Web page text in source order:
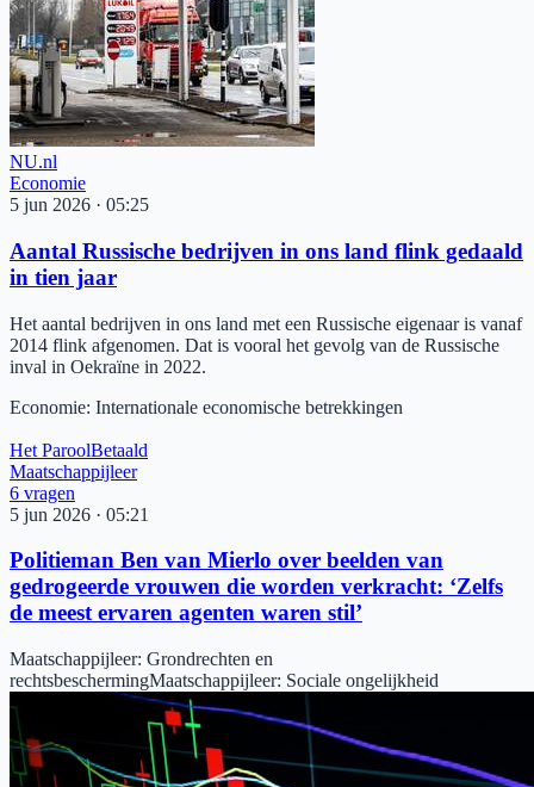
NU.nl
Economie
5 jun 2026 · 05:25
Aantal Russische bedrijven in ons land flink gedaald
in tien jaar
Het aantal bedrijven in ons land met een Russische eigenaar is vanaf
2014 flink afgenomen. Dat is vooral het gevolg van de Russische
inval in Oekraïne in 2022.
Economie: Internationale economische betrekkingen
Het ParoolBetaald
Maatschappijleer
6 vragen
5 jun 2026 · 05:21
Politieman Ben van Mierlo over beelden van
gedrogeerde vrouwen die worden verkracht: ‘Zelfs
de meest ervaren agenten waren stil’
Maatschappijleer: Grondrechten en
rechtsbeschermingMaatschappijleer: Sociale ongelijkheid